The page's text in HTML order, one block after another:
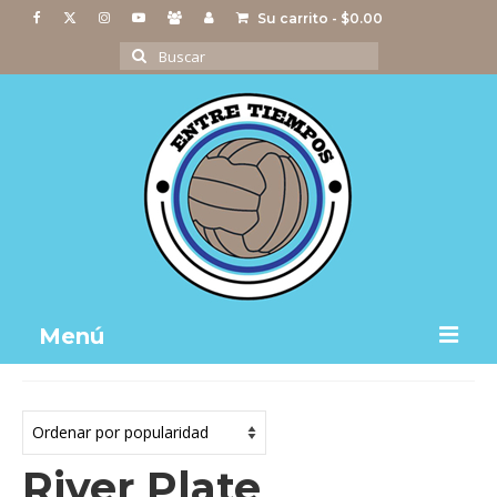
Su carrito - $0.00
Buscar
por:
Menú
Actividades
Imágenes